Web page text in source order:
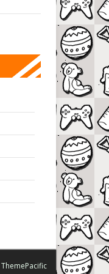
ThemePacific